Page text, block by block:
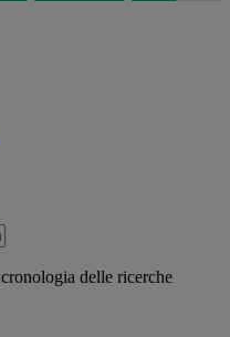
delle ricerche